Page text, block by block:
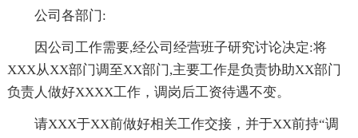
公司各部门:
因公司工作需要,经公司经营班子研究讨论决定:将
XXX从XX部门调至XX部门,主要工作是负责协助XX部门
负责人做好XXXX工作，调岗后工资待遇不变。
请XXX于XX前做好相关工作交接，并于XX前持“调